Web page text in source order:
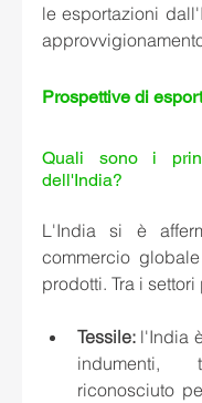
le esportazioni
Prospettive di
Quali sono i
dell'India?
L'India si è
commercio
prodotti. Tra i
Tessile: l'India
indumenti,
riconosciuto